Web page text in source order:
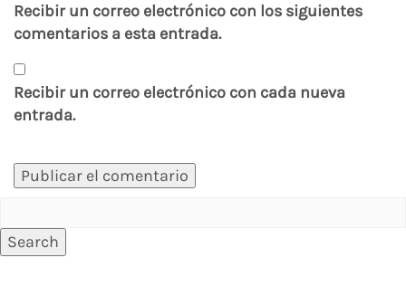
Recibir un correo electrónico con los siguientes
comentarios a esta entrada.
Recibir un correo electrónico con cada nueva
entrada.
Search